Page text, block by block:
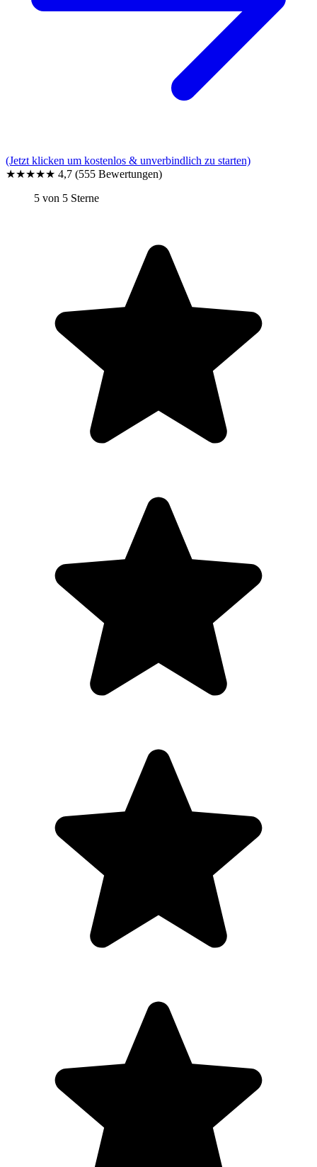
(Jetzt klicken um kostenlos & unverbindlich zu starten)
★★★★★ 4,7 (555 Bewertungen)
5 von 5 Sterne